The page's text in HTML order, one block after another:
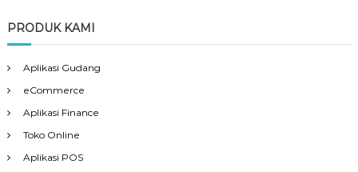
PRODUK KAMI
Aplikasi Gudang
eCommerce
Aplikasi Finance
Toko Online
Aplikasi POS